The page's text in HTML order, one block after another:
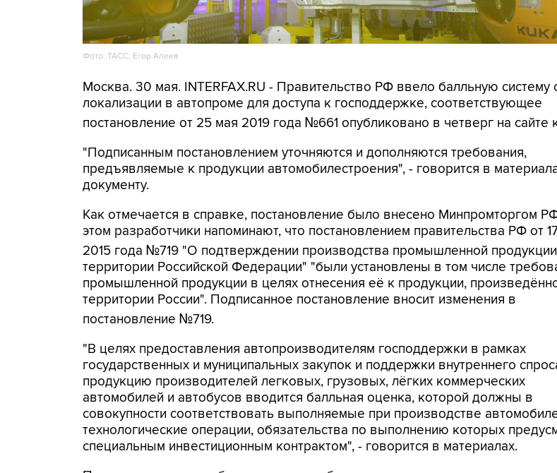
Фото: ТАСС, Егор Алеев
Москва. 30 мая. INTERFAX.RU - Правительство РФ ввело балльную систему
локализации в автопроме для доступа к господдержке, соответствующее
постановление от 25 мая 2019 года №661 опубликовано в четверг на сайте
"Подписанным постановлением уточняются и дополняются требования,
предъявляемые к продукции автомобилестроения", - говорится в
документу.
Как отмечается в справке, постановление было внесено Минпромторгом
этом разработчики напоминают, что постановлением правительства РФ от
2015 года №719 "О подтверждении производства промышленной
территории Российской Федерации" "были установлены в том числе
промышленной продукции в целях отнесения её к продукции,
территории России". Подписанное постановление вносит изменения в
постановление №719.
"В целях предоставления автопроизводителям господдержки в рамках
государственных и муниципальных закупок и поддержки внутреннего
продукцию производителей легковых, грузовых, лёгких коммерческих
автомобилей и автобусов вводится балльная оценка, которой должны в
совокупности соответствовать выполняемые при производстве
технологические операции, обязательства по выполнению которых
специальным инвестиционным контрактом", - говорится в материалах.